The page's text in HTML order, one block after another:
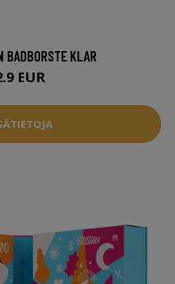
BADBORSTE KLAR
EUR